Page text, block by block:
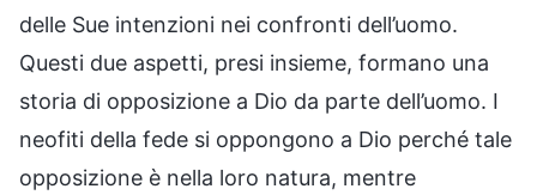
delle Sue intenzioni nei confronti dell’uomo.
Questi due aspetti, presi insieme, formano una
storia di opposizione a Dio da parte dell’uomo. I
neofiti della fede si oppongono a Dio perché tale
opposizione è nella loro natura, mentre